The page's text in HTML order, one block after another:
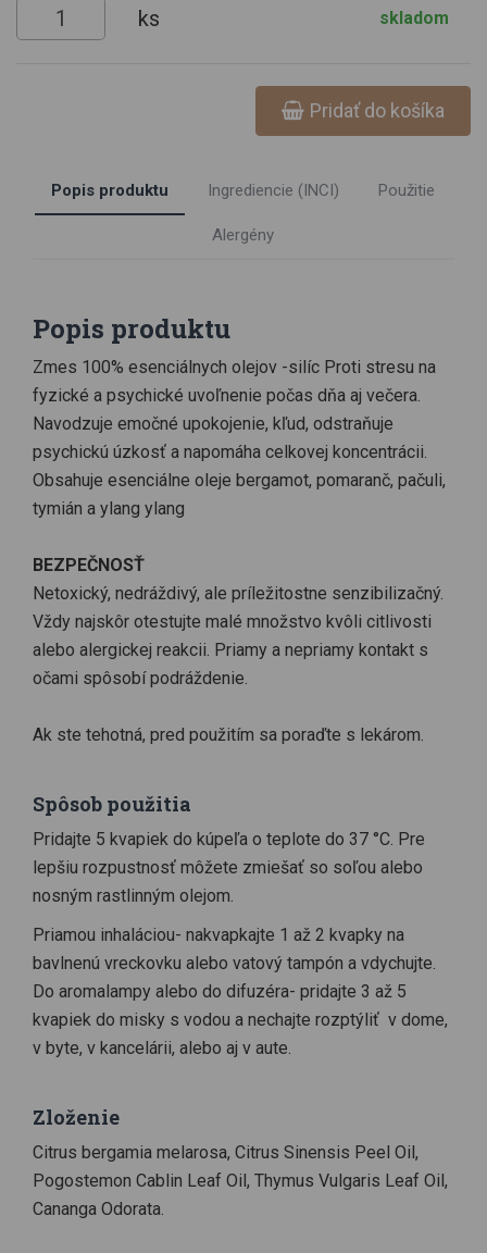
ks skladom
Pridať do košíka
Popis produktu Ingrediencie (INCI) Použitie
Alergény
Popis produktu
Zmes 100% esenciálnych olejov -silíc Proti stresu na
fyzické a psychické uvoľnenie počas dňa aj večera.
Navodzuje emočné upokojenie, kľud, odstraňuje
psychickú úzkosť a napomáha celkovej koncentrácii.
Obsahuje esenciálne oleje bergamot, pomaranč, pačuli,
tymián a ylang ylang
BEZPEČNOSŤ
Netoxický, nedráždivý, ale príležitostne senzibilizačný.
Vždy najskôr otestujte malé množstvo kvôli citlivosti
alebo alergickej reakcii. Priamy a nepriamy kontakt s
očami spôsobí podráždenie.
Ak ste tehotná, pred použitím sa poraďte s lekárom.
Spôsob použitia
Pridajte 5 kvapiek do kúpeľa o teplote do 37 °C. Pre
lepšiu rozpustnosť môžete zmiešať so soľou alebo
nosným rastlinným olejom.
Priamou inhaláciou- nakvapkajte 1 až 2 kvapky na
bavlnenú vreckovku alebo vatový tampón a vdychujte.
Do aromalampy alebo do difuzéra- pridajte 3 až 5
kvapiek do misky s vodou a nechajte rozptýliť v dome,
v byte, v kancelárii, alebo aj v aute.
Zloženie
Citrus bergamia melarosa, Citrus Sinensis Peel Oil,
Pogostemon Cablin Leaf Oil, Thymus Vulgaris Leaf Oil,
Cananga Odorata.